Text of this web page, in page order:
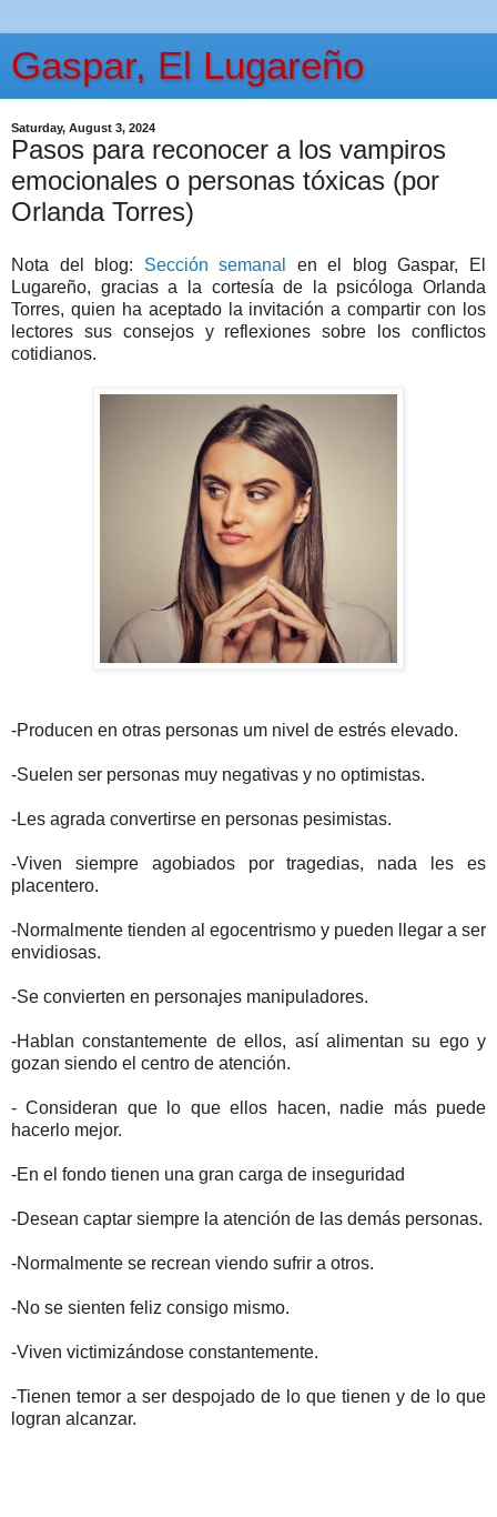
Gaspar, El Lugareño
Saturday, August 3, 2024
Pasos para reconocer a los vampiros
emocionales o personas tóxicas (por
Orlanda Torres)
Nota del blog: Sección semanal
en el blog Gaspar, El
Lugareño, gracias a la cortesía de la psicóloga Orlanda
Torres, quien ha aceptado la invitación a compartir con los
lectores sus consejos y reflexiones sobre los conflictos
cotidianos.
-Producen en otras personas um nivel de estrés elevado.
-Suelen ser personas muy negativas y no optimistas.
-Les agrada convertirse en personas pesimistas.
-Viven siempre agobiados por tragedias, nada les es
placentero.
-Normalmente tienden al egocentrismo y pueden llegar a ser
envidiosas.
-Se convierten en personajes manipuladores.
-Hablan constantemente de ellos, así alimentan su ego y
gozan siendo el centro de atención.
- Consideran que lo que ellos hacen, nadie más puede
hacerlo mejor.
-En el fondo tienen una gran carga de inseguridad
-Desean captar siempre la atención de las demás personas.
-Normalmente se recrean viendo sufrir a otros.
-No se sienten feliz consigo mismo.
-Viven victimizándose constantemente.
-Tienen temor a ser despojado de lo que tienen y de lo que
logran alcanzar.